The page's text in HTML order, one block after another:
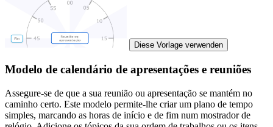
Diese Vorlage verwenden
Modelo de calendário de apresentações e reuniões
Assegure-se de que a sua reunião ou apresentação se mantém no
caminho certo. Este modelo permite-lhe criar um plano de tempo
simples, marcando as horas de início e de fim num mostrador de